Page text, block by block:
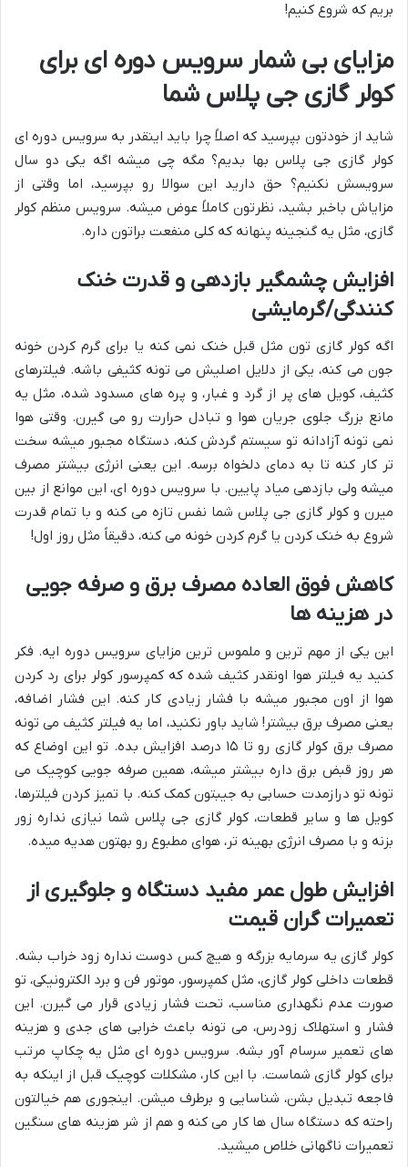
بریم که شروع کنیم!
مزایای بی شمار سرویس دوره ای برای
کولر گازی جی پلاس شما
شاید از خودتون بپرسید که اصلاً چرا باید اینقدر به سرویس دوره ای
کولر گازی جی پلاس بها بدیم؟ مگه چی میشه اگه یکی دو سال
سرویسش نکنیم؟ حق دارید این سوالا رو بپرسید، اما وقتی از
مزایاش باخبر بشید، نظرتون کاملاً عوض میشه. سرویس منظم کولر
گازی، مثل یه گنجینه پنهانه که کلی منفعت براتون داره.
افزایش چشمگیر بازدهی و قدرت خنک
کنندگی/گرمایشی
اگه کولر گازی تون مثل قبل خنک نمی کنه یا برای گرم کردن خونه
جون می کنه، یکی از دلایل اصلیش می تونه کثیفی باشه. فیلترهای
کثیف، کویل های پر از گرد و غبار، و پره های مسدود شده، مثل یه
مانع بزرگ جلوی جریان هوا و تبادل حرارت رو می گیرن. وقتی هوا
نمی تونه آزادانه تو سیستم گردش کنه، دستگاه مجبور میشه سخت
تر کار کنه تا به دمای دلخواه برسه. این یعنی انرژی بیشتر مصرف
میشه ولی بازدهی میاد پایین. با سرویس دوره ای، این موانع از بین
میرن و کولر گازی جی پلاس شما نفس تازه می کنه و با تمام قدرت
شروع به خنک کردن یا گرم کردن خونه می کنه، دقیقاً مثل روز اول!
کاهش فوق العاده مصرف برق و صرفه جویی
در هزینه ها
این یکی از مهم ترین و ملموس ترین مزایای سرویس دوره ایه. فکر
کنید یه فیلتر هوا اونقدر کثیف شده که کمپرسور کولر برای رد کردن
هوا از اون مجبور میشه با فشار زیادی کار کنه. این فشار اضافه،
یعنی مصرف برق بیشتر! شاید باور نکنید، اما یه فیلتر کثیف می تونه
مصرف برق کولر گازی رو تا ۱۵ درصد افزایش بده. تو این اوضاع که
هر روز قبض برق داره بیشتر میشه، همین صرفه جویی کوچیک می
تونه تو درازمدت حسابی به جیبتون کمک کنه. با تمیز کردن فیلترها،
کویل ها و سایر قطعات، کولر گازی جی پلاس شما نیازی نداره زور
بزنه و با مصرف انرژی بهینه تر، هوای مطبوع رو بهتون هدیه میده.
افزایش طول عمر مفید دستگاه و جلوگیری از
تعمیرات گران قیمت
کولر گازی یه سرمایه بزرگه و هیچ کس دوست نداره زود خراب بشه.
قطعات داخلی کولر گازی، مثل کمپرسور، موتور فن و برد الکترونیکی، تو
صورت عدم نگهداری مناسب، تحت فشار زیادی قرار می گیرن. این
فشار و استهلاک زودرس، می تونه باعث خرابی های جدی و هزینه
های تعمیر سرسام آور بشه. سرویس دوره ای مثل یه چکاپ مرتب
برای کولر گازی شماست. با این کار، مشکلات کوچیک قبل از اینکه به
فاجعه تبدیل بشن، شناسایی و برطرف میشن. اینجوری هم خیالتون
راحته که دستگاه سال ها کار می کنه و هم از شر هزینه های سنگین
تعمیرات ناگهانی خلاص میشید.